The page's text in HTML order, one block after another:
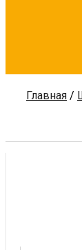
Главная /